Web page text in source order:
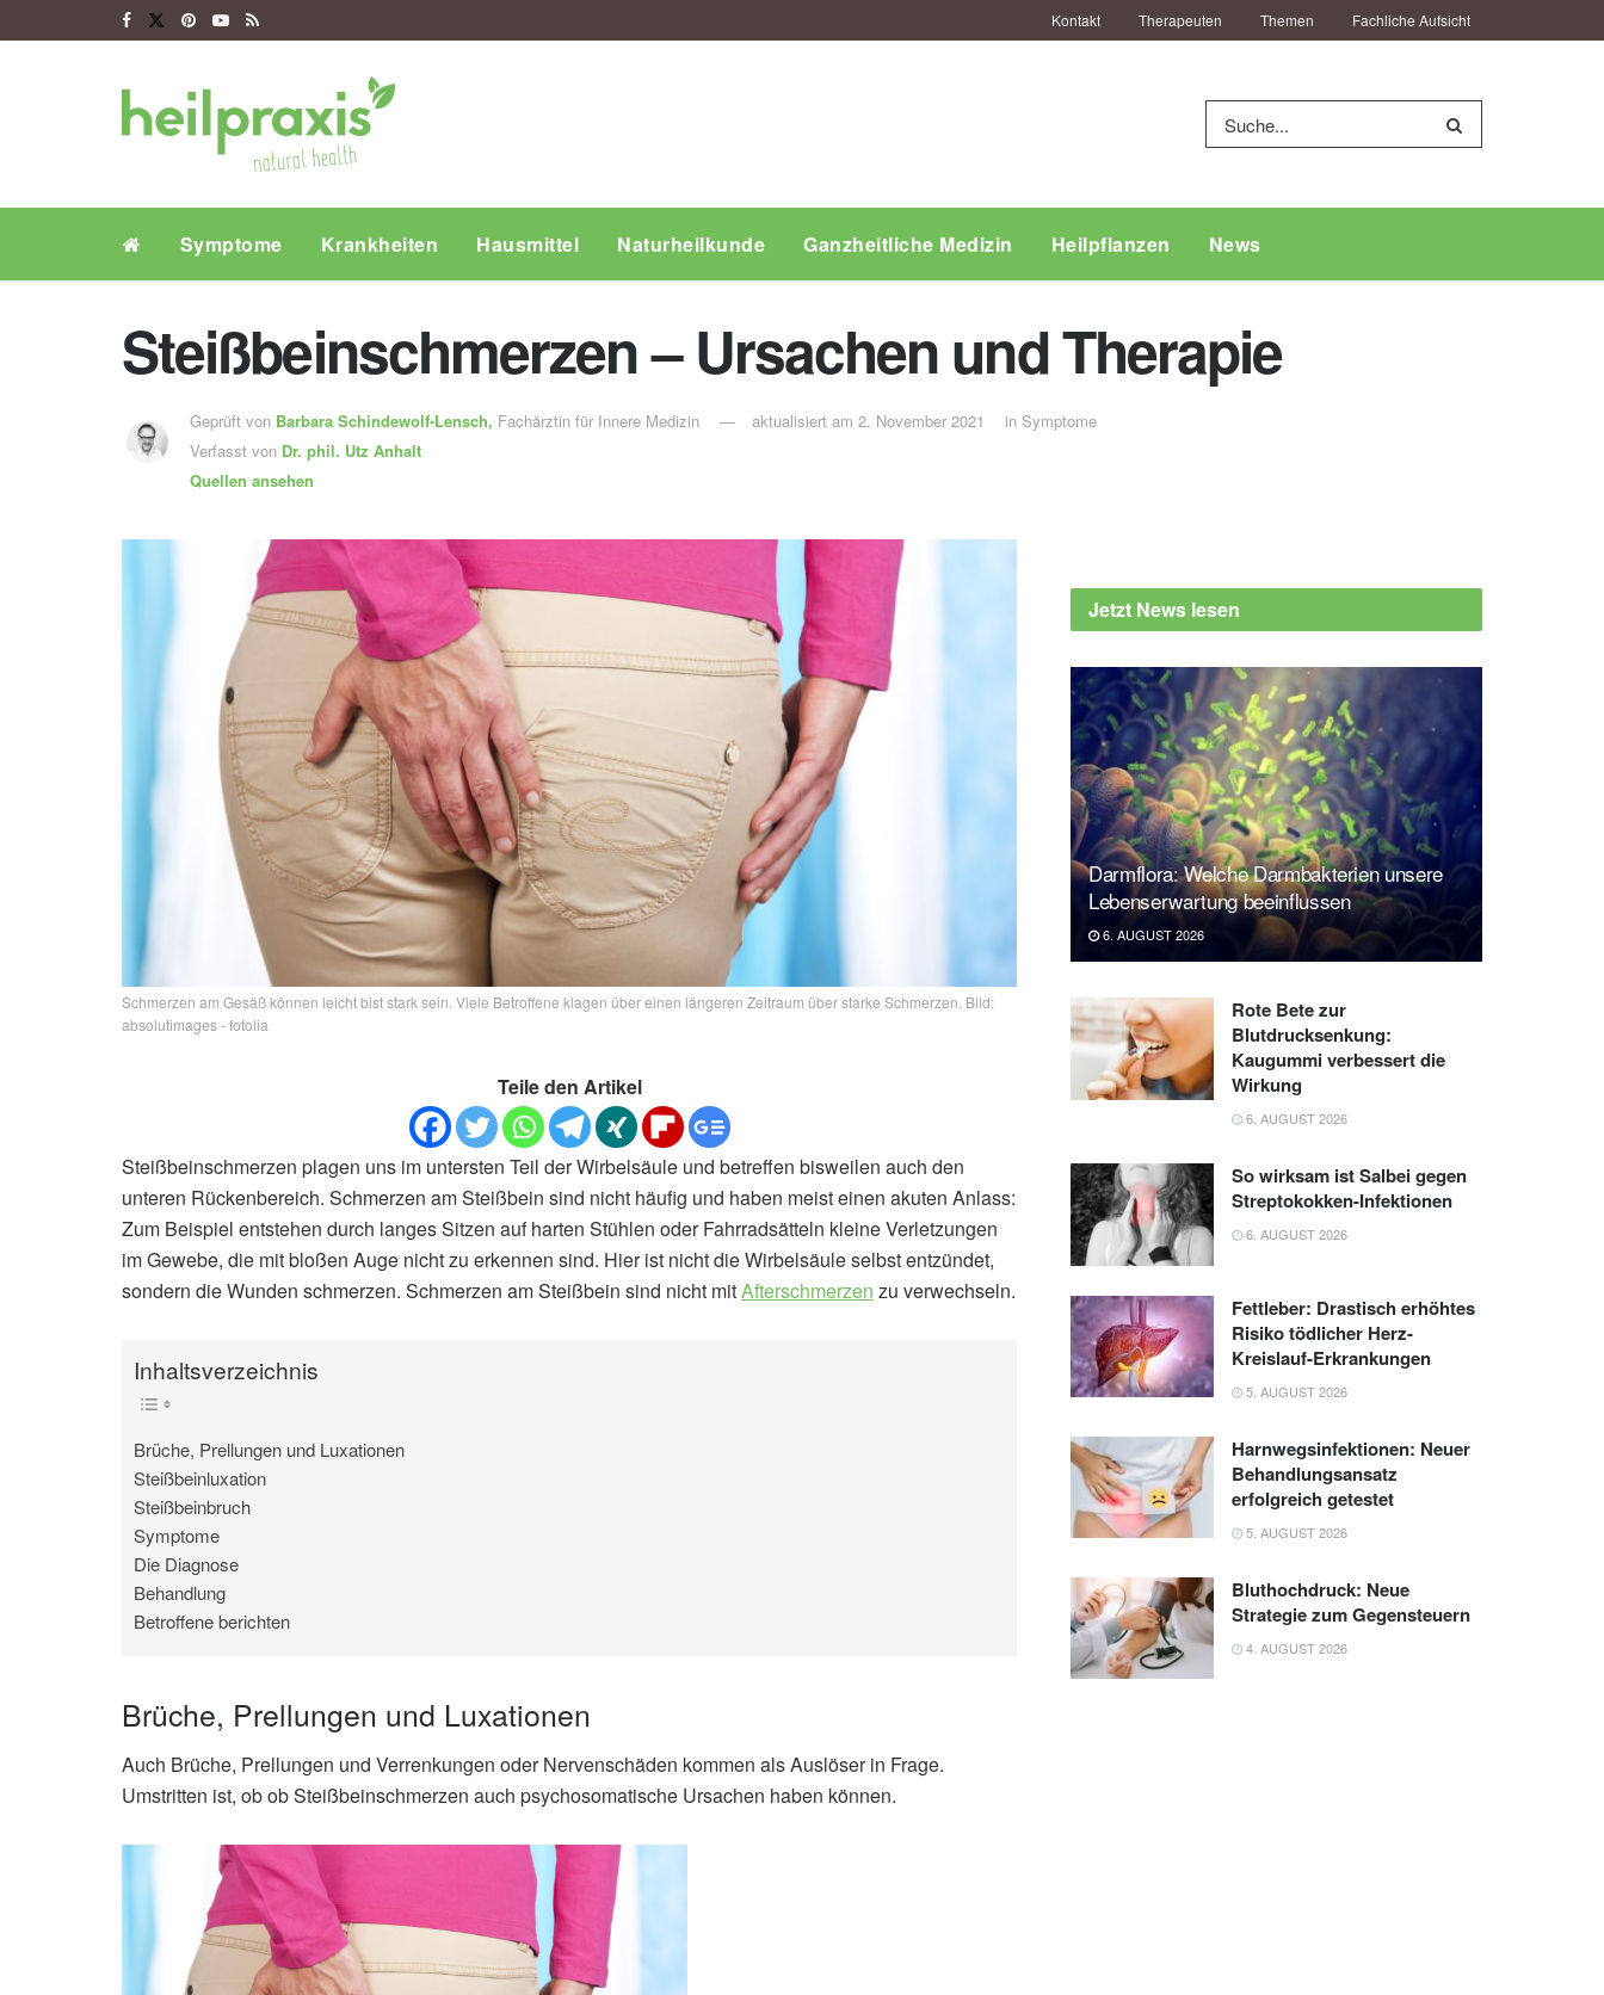
Kontakt Therapeuten Themen Fachliche Aufsicht
Symptome Krankheiten Hausmittel Naturheilkunde Ganzheitliche Medizin Heilpflanzen News
Steißbeinschmerzen – Ursachen und Therapie
Geprüft von Barbara Schindewolf-Lensch, Fachärztin für Innere Medizin
Verfasst von Dr. phil. Utz Anhalt
Quellen ansehen
aktualisiert am 2. November 2021 in Symptome
Schmerzen am Gesäß können leicht bist stark sein. Viele Betroffene klagen über einen längeren Zeitraum über starke Schmerzen. Bild:
absolutimages - fotolia
Teile den Artikel
Steißbeinschmerzen plagen uns im untersten Teil der Wirbelsäule und betreffen bisweilen auch den
unteren Rückenbereich. Schmerzen am Steißbein sind nicht häufig und haben meist einen akuten Anlass:
Zum Beispiel entstehen durch langes Sitzen auf harten Stühlen oder Fahrradsätteln kleine Verletzungen
im Gewebe, die mit bloßen Auge nicht zu erkennen sind. Hier ist nicht die Wirbelsäule selbst entzündet,
sondern die Wunden schmerzen. Schmerzen am Steißbein sind nicht mitAfterschmerzen zu verwechseln.
Inhaltsverzeichnis
Brüche, Prellungen und Luxationen
Steißbeinluxation
Steißbeinbruch
Symptome
Die Diagnose
Behandlung
Betroffene berichten
Brüche, Prellungen und Luxationen
Auch Brüche, Prellungen und Verrenkungen oder Nervenschäden kommen als Auslöser in Frage.
Umstritten ist, ob ob Steißbeinschmerzen auch psychosomatische Ursachen haben können.
Jetzt News lesen
Darmflora: Welche Darmbakterien unsere
Lebenserwartung beeinflussen
6. AUGUST 2026
Rote Bete zur
Blutdrucksenkung:
Kaugummi verbessert die
Wirkung
6. AUGUST 2026
So wirksam ist Salbei gegen
Streptokokken-Infektionen
6. AUGUST 2026
Fettleber: Drastisch erhöhtes
Risiko tödlicher Herz-
Kreislauf-Erkrankungen
5. AUGUST 2026
Harnwegsinfektionen: Neuer
Behandlungsansatz
erfolgreich getestet
5. AUGUST 2026
Bluthochdruck: Neue
Strategie zum Gegensteuern
4. AUGUST 2026